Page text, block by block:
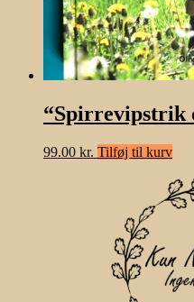
“Spirrevipstrik
99.00 kr. Tilføj til kurv